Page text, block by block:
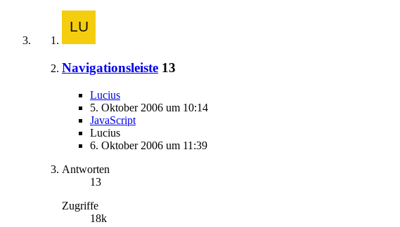
Navigationsleiste 13
Lucius
5. Oktober 2006 um 10:14
JavaScript
Lucius
6. Oktober 2006 um 11:39
Antworten
13
Zugriffe
18k